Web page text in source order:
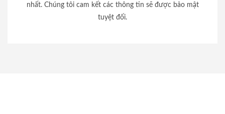
nhất. Chúng tôi cam kết các thông tin sẽ được bảo mật
tuyệt đối.